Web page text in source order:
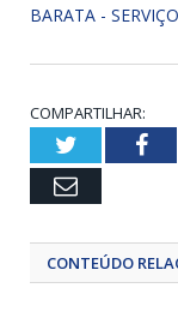
BARATA -
COMPARTILHAR:
Twitter
Email
CONTEÚDO